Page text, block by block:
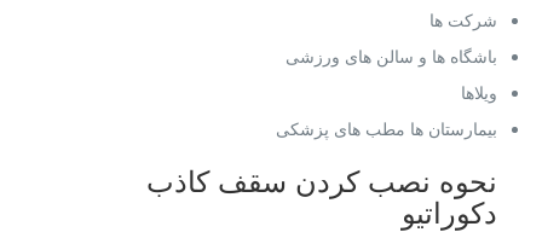
شرکت ها
باشگاه ها و سالن های ورزشی
ویلاها
بیمارستان ها مطب های پزشکی
نحوه نصب کردن سقف کاذب
دکوراتیو